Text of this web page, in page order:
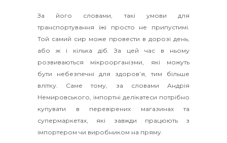
За його словами, такі умови для
транспортування їжі просто не припустимі.
Той самий сир може провести в дорозі день,
або ж і кілька діб. За цей час в ньому
розвиваються мікроорганізми, які можуть
бути небезпечні для здоров’я, тим більше
влітку. Саме тому, за словами Андрія
Немировського, імпортні делікатеси потрібно
купувати в перевірених магазинах та
супермаркетах, які завжди працюють з
імпортером чи виробником на пряму.